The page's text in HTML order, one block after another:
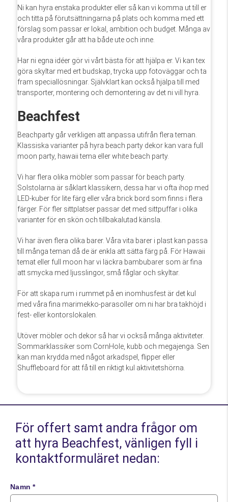
Ni kan hyra enstaka produkter eller så kan vi komma ut till er
och titta på förutsättningarna på plats och komma med ett
förslag som passar er lokal, ambition och budget. Många av
våra produkter går att ha både ute och inne.
Har ni egna idéer gör vi vårt bästa för att hjälpa er. Vi kan tex
göra skyltar med ert budskap, trycka upp fotoväggar och ta
fram speciallösningar. Självklart kan också hjälpa till med
transporter, montering och demontering av det ni vill hyra.
Beachfest
Beachparty går verkligen att anpassa utifrån flera teman.
Klassiska varianter på hyra beach party dekor kan vara full
moon party, hawaii tema eller white beach party.
Vi har flera olika möbler som passar för beach party.
Solstolarna är såklart klassikern, dessa har vi ofta ihop med
LED-kuber för lite färg eller våra brick bord som finns i flera
färger. För fler sittplatser passar det med sittpuffar i olika
varianter för en skön och tillbakalutad känsla.
Vi har även flera olika barer. Våra vita barer i plast kan passa
till många teman då de är enkla att sätta färg på. För Hawaii
temat eller full moon har vi läckra bambubarer som är fina
att smycka med ljusslingor, små fåglar och skyltar.
För att skapa rum i rummet på en inomhusfest är det kul
med våra fina marimekko-parasoller om ni har bra takhöjd i
fest- eller kontorslokalen.
Utöver möbler och dekor så har vi också många aktiviteter.
Sommarklassiker som CornHole, kubb och megajenga. Sen
kan man krydda med något arkadspel, flipper eller
Shuffleboard för att få till en riktigt kul aktivitetshörna.
För offert samt andra frågor om
att hyra Beachfest, vänligen fyll i
kontaktformuläret nedan:
Namn *